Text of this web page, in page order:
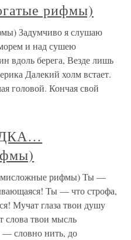
рифмы)
Задумчиво я слушаю
и над сушею
вдоль берега, Везде лишь
Далекий холм встает.
головой. Кончая свой
рифмы) Ты —
Ты — что строфа,
Мучат глаза твои душу
слова твои мысль
— словно нить, до